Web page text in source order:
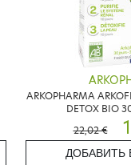
ARKOPHARMA
DETOX BIO
22,02 €
ДОБАВИТЬ